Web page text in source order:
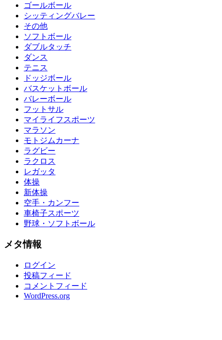
ゴールボール
シッティングバレー
その他
ソフトボール
ダブルタッチ
ダンス
テニス
ドッジボール
バスケットボール
バレーボール
フットサル
マイライフスポーツ
マラソン
モトジムカーナ
ラグビー
ラクロス
レガッタ
体操
新体操
空手・カンフー
車椅子スポーツ
野球・ソフトボール
メタ情報
ログイン
投稿フィード
コメントフィード
WordPress.org